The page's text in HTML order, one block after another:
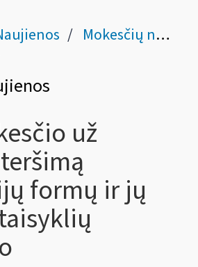
Mokesčių naujienos
už
formų ir jų